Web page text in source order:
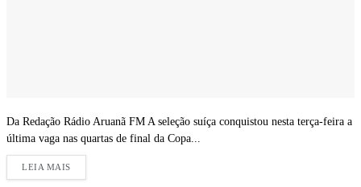
Da Redação Rádio Aruanã FM A seleção suíça conquistou nesta terça-feira a
última vaga nas quartas de final da Copa...
LEIA MAIS